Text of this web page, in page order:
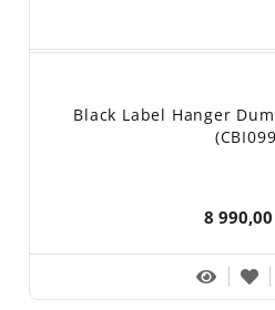
Black Label Hanger
8